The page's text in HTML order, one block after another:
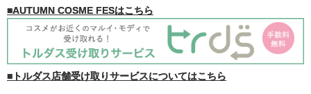
■AUTUMN COSME FESはこちら
■トルダス店舗受け取りサービスについてはこちら